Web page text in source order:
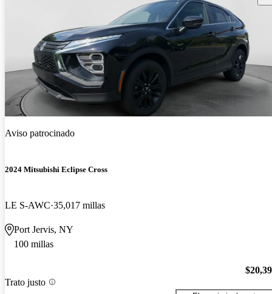
Aviso patrocinado
2024 Mitsubishi Eclipse Cross
LE S-AWC 35,017 millas
Port Jervis, NY
100 millas
Trato justo